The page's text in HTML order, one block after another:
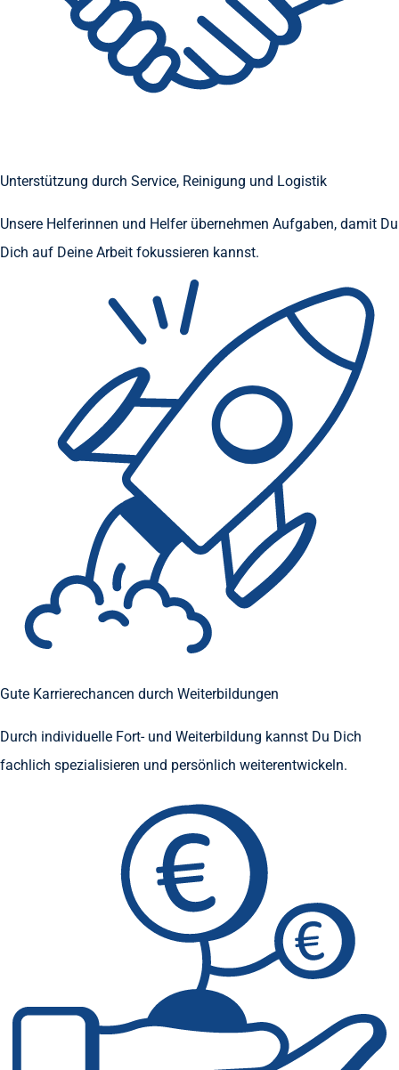
Unterstützung durch Service, Reinigung und Logistik
Unsere Helferinnen und Helfer übernehmen Aufgaben, damit Du
Dich auf Deine Arbeit fokussieren kannst.
Gute Karrierechancen durch Weiterbildungen
Durch individuelle Fort- und Weiterbildung kannst Du Dich
fachlich spezialisieren und persönlich weiterentwickeln.